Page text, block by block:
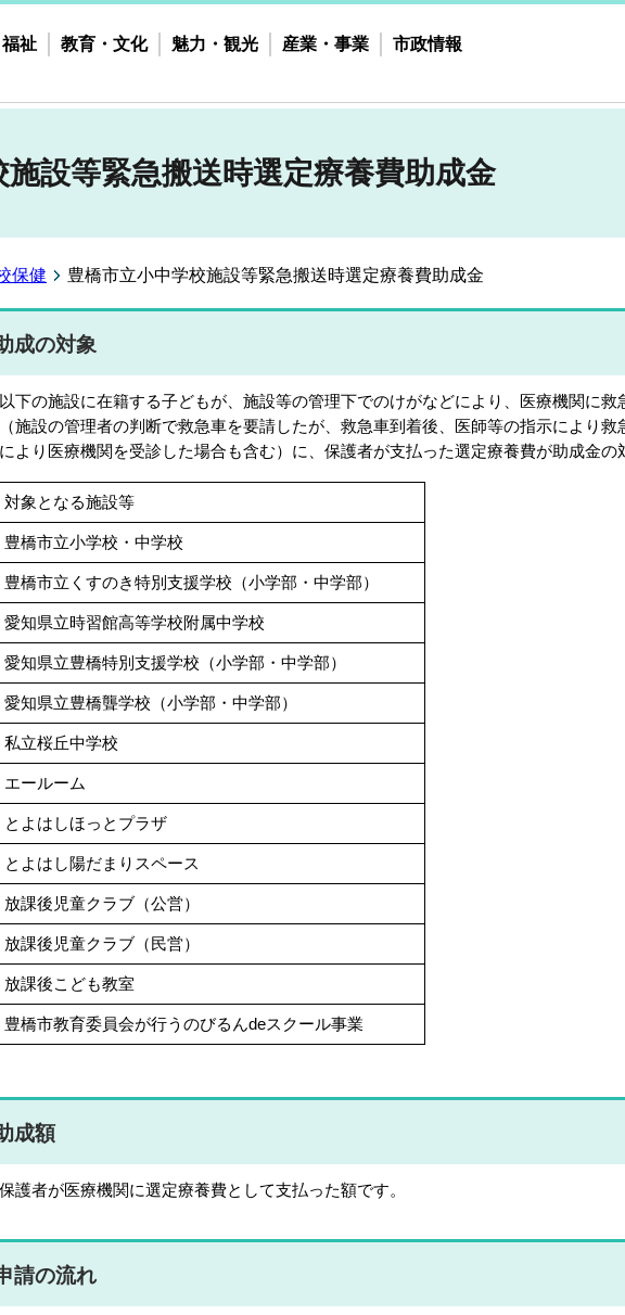
祉 教育・文化 魅力・観光 産業・事業 市政情報
設等緊急搬送時選定療養費助成金
保健 豊橋市立小中学校施設等緊急搬送時選定療養費助成金
成の対象
下の施設に在籍する子どもが、施設等の管理下でのけがなどにより、医療機関に救
施設の管理者の判断で救急車を要請したが、救急車到着後、医師等の指示により救
より医療機関を受診した場合も含む）に、保護者が支払った選定療養費が助成金の
対象となる施設等
豊橋市立小学校・中学校
豊橋市立くすのき特別支援学校（小学部・中学部）
愛知県立時習館高等学校附属中学校
愛知県立豊橋特別支援学校（小学部・中学部）
愛知県立豊橋聾学校（小学部・中学部）
私立桜丘中学校
エールーム
とよはしほっとプラザ
とよはし陽だまりスペース
放課後児童クラブ（公営）
放課後児童クラブ（民営）
放課後こども教室
豊橋市教育委員会が行うのびるんdeスクール事業
成額
護者が医療機関に選定療養費として支払った額です。
請の流れ